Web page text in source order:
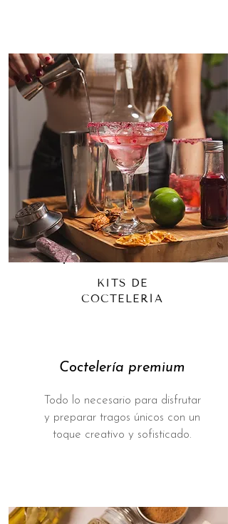
KITS DE
COCTELERÍA
Coctelería premium
Todo lo necesario para disfrutar
y preparar tragos únicos con un
toque creativo y sofisticado.